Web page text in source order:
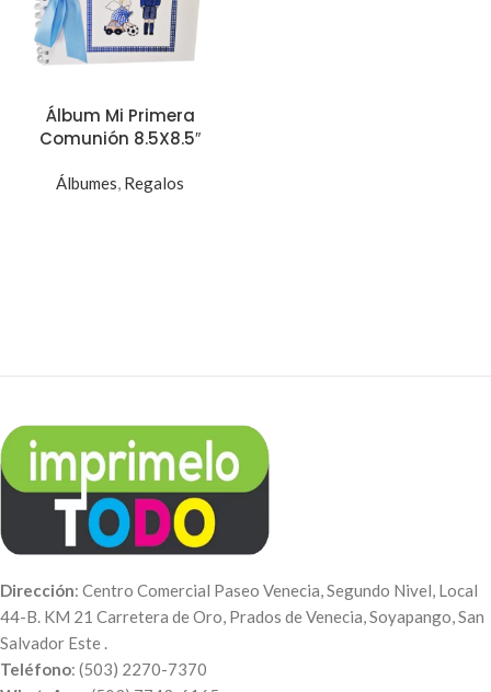
Álbum Mi Primera
Comunión 8.5X8.5″
Álbumes, Regalos
Dirección: Centro Comercial Paseo Venecia, Segundo Nivel, Local
44-B. KM 21 Carretera de Oro, Prados de Venecia, Soyapango, San
Salvador Este .
Teléfono: (503) 2270-7370